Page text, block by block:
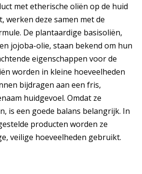
met etherische oliën op de huid
werken deze samen met de
De plantaardige basisoliën,
jojoba-olie, staan bekend om hun
eigenschappen voor de
worden in kleine hoeveelheden
bijdragen aan een fris,
huidgevoel. Omdat ze
is een goede balans belangrijk. In
producten worden ze
veilige hoeveelheden gebruikt.